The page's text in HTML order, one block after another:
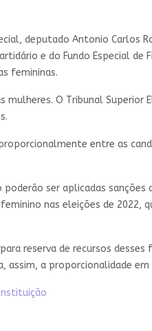
deputado Antonio Carlos
e do Fundo Especial de
femininas.
O Tribunal
entre as
ser aplicadas
nas eleições de 2022,
reserva de recursos
assim, a proporcionalidade